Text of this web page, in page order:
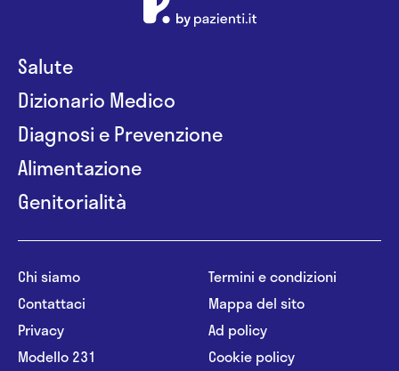
Salute
Dizionario Medico
Diagnosi e Prevenzione
Alimentazione
Genitorialità
Chi siamo
Contattaci
Privacy
Modello 231
Termini e condizioni
Mappa del sito
Ad policy
Cookie policy